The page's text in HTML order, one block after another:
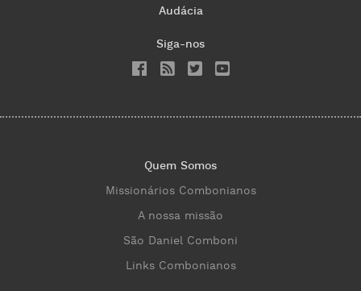
Audácia
Siga-nos
Quem Somos
Missionários Combonianos
A nossa missão
São Daniel Comboni
Links Combonianos